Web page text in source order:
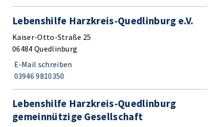
Lebenshilfe Harzkreis-Quedlinburg e.V.
Kaiser-Otto-Straße 25
06484 Quedlinburg
E-Mail schreiben
03946 9810350
Lebenshilfe Harzkreis-Quedlinburg
gemeinnützige Gesellschaft